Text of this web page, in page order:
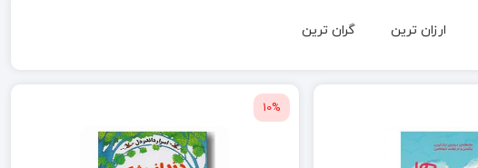
ارزان ترین گران ترین
10%